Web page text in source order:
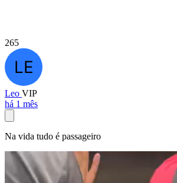
265
Leo VIP
há 1 mês
Na vida tudo é passageiro